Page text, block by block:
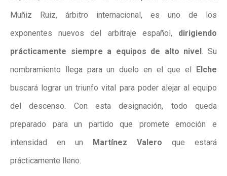
Muñiz Ruiz, árbitro internacional, es uno de los
exponentes nuevos del arbitraje español, dirigiendo
prácticamente siempre a equipos de alto nivel. Su
nombramiento llega para un duelo en el que el Elche
buscará lograr un triunfo vital para poder alejar al equipo
del descenso. Con esta designación, todo queda
preparado para un partido que promete emoción e
intensidad en un Martínez Valero que estará
prácticamente lleno.